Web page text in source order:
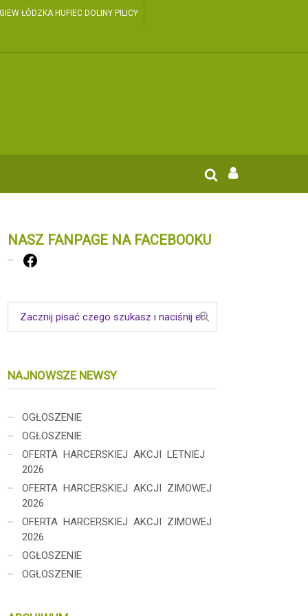
ŁÓDZKA HUFIEC DOLINY PILICY
NASZ FANPAGE NA FACEBOOKU
NAJNOWSZE NEWSY
OGŁOSZENIE
OGŁOSZENIE
OFERTA HARCERSKIEJ AKCJI LETNIEJ
2026
OFERTA HARCERSKIEJ AKCJI ZIMOWEJ
2026
OFERTA HARCERSKIEJ AKCJI ZIMOWEJ
2026
OGŁOSZENIE
OGŁOSZENIE